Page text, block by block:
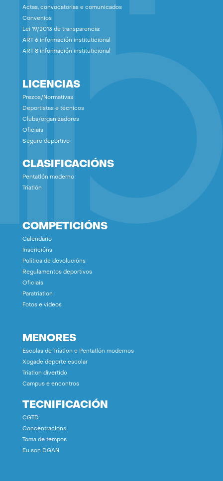
Actas, convocatorias e comunicados
Convenios
Lei 19/2013 de transparencia:
ART 6 información instituticional
ART 8 información instituticional
LICENCIAS
Prezos/Normativas
Deportistas e técnicos
Clubs/organizadores
Oficiais
Seguro deportivo
CLASIFICACIÓNS
Pentatlón moderno
Tríatlón
COMPETICIÓNS
Calendario
Inscricións
Política de devolucións
Regulamentos deportivos
Oficiais
Paratríatlon
Fotos e vídeos
MENORES
Escolas de Tríatlon e Pentatlón modernos
Xogade deporte escolar
Tríatlon divertido
Campus e encontros
TECNIFICACIÓN
CGTD
Concentracións
Toma de tempos
Eu son DGAN